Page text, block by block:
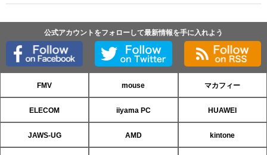
公式アカウントをフォローして最新情報を手に入れよう
FMV mouse マカフィー
ELECOM iiyama PC HUAWEI
JAWS-UG AMD kintone